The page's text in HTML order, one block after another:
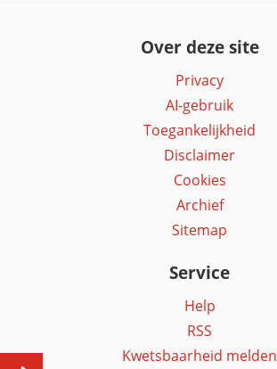
Over deze site
Privacy
AI-gebruik
Toegankelijkheid
Disclaimer
Cookies
Archief
Sitemap
Service
Help
RSS
Kwetsbaarheid melden